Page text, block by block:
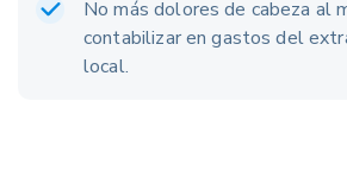
No más dolores de cabeza al
contabilizar en gastos del
local.